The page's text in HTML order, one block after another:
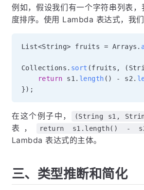
例如，假设我们有一个字符串列表
度排序。使用 Lambda 表达式，我们
List<String> fruits = Arrays .
Collections . sort (fruits , (
return s1 . length ( ) - s2 .
}) ;
在这个例子中， (String s1,
表，
return s1.length() -
Lambda 表达式的主体。
三、类型推断和简化